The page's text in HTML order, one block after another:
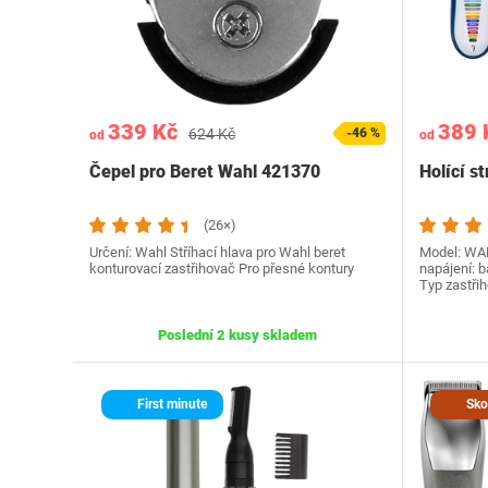
od 339 Kč 624 Kč -46 %
Čepel pro Beret Wahl 421370
(26×)
Určení: Wahl Stříhací hlava pro Wahl beret
konturovací zastřihovač Pro přesné kontury
Poslední 2 kusy skladem
od 389
Holící
Model:
napájení:
Typ
First minute